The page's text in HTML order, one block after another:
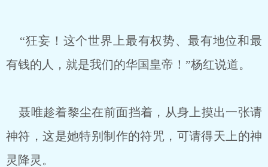
“狂妄！这个世界上最有权势、最有地位和最
有钱的人，就是我们的华国皇帝！”杨红说道。
聂唯趁着黎尘在前面挡着，从身上摸出一张请
神符，这是她特别制作的符咒，可请得天上的神
灵降灵。